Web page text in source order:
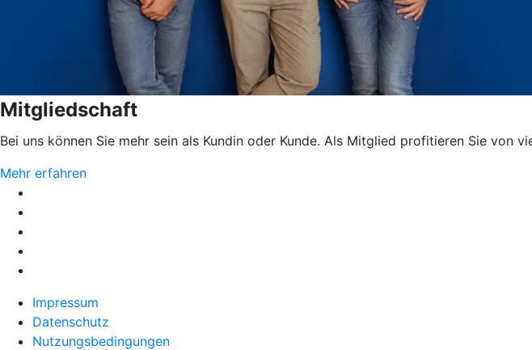
Mitgliedschaft
Bei uns können Sie mehr sein als Kundin oder Kunde. Als Mitglied profitieren Sie von
Mehr erfahren
Impressum
Datenschutz
Nutzungsbedingungen